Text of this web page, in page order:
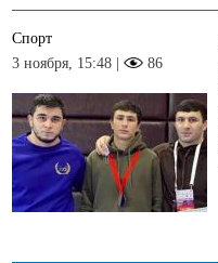
Спорт
3 ноября, 15:48 |
86